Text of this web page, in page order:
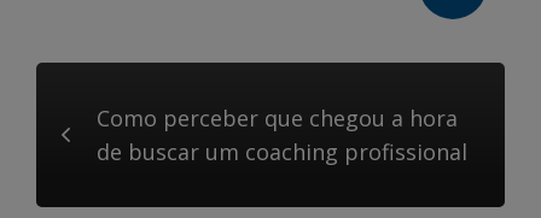
Como perceber que chegou a hora
de buscar um coaching profissional